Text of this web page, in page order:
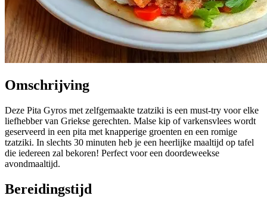
Omschrijving
Deze Pita Gyros met zelfgemaakte tzatziki is een must-try voor elke
liefhebber van Griekse gerechten. Malse kip of varkensvlees wordt
geserveerd in een pita met knapperige groenten en een romige
tzatziki. In slechts 30 minuten heb je een heerlijke maaltijd op tafel
die iedereen zal bekoren! Perfect voor een doordeweekse
avondmaaltijd.
Bereidingstijd